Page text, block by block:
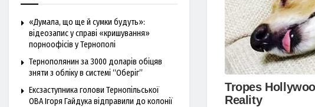
«Думала, що ще й сумки будуть»:
відеозапис у справі «кришування»
порноофісів у Тернополі
Тернополянин за 3000 доларів обіцяв
зняти з обліку в системі “Оберіг”
Ексзаступника голови Тернопільської
ОВА Ігоря Гайдука відправили до колонії